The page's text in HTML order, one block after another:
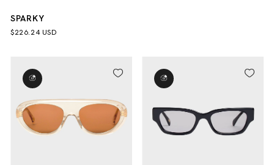
SPARKY
$226.24 USD